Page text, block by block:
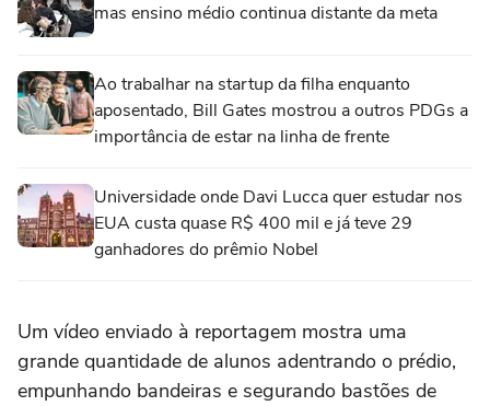
mas ensino médio continua distante da meta
Ao trabalhar na startup da filha enquanto
aposentado, Bill Gates mostrou a outros PDGs a
importância de estar na linha de frente
Universidade onde Davi Lucca quer estudar nos
EUA custa quase R$ 400 mil e já teve 29
ganhadores do prêmio Nobel
Um vídeo enviado à reportagem mostra uma
grande quantidade de alunos adentrando o prédio,
empunhando bandeiras e segurando bastões de